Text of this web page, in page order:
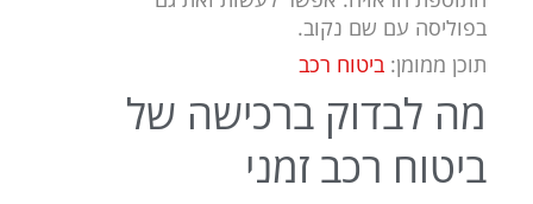
בפוליסה עם שם נקוב.
תוכן ממומן: ביטוח רכב
מה לבדוק ברכישה של
ביטוח רכב זמני